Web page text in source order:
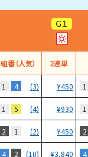
Ｇ１
組番（人気） 2連単
1 4 (3) ¥450 1
1 5 (4) ¥930 1
2 1 (2) ¥450 2
4 2 (10) ¥3,840 4